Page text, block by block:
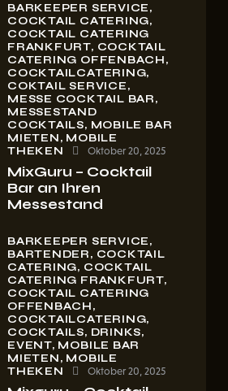
BARKEEPER SERVICE,
COCKTAIL CATERING,
COCKTAIL CATERING
FRANKFURT, COCKTAIL
CATERING OFFENBACH,
COCKTAILCATERING,
COKTAIL SERVICE,
MESSE COCKTAIL BAR,
MESSESTAND
COCKTAILS, MOBILE BAR
MIETEN, MOBILE
THEKEN
Oktober 20, 2025
MixGuru – Cocktail
Bar an Ihren
Messestand
BARKEEPER SERVICE,
BARTENDER, COCKTAIL
CATERING, COCKTAIL
CATERING FRANKFURT,
COCKTAIL CATERING
OFFENBACH,
COCKTAILCATERING,
COCKTAILS, DRINKS,
EVENT, MOBILE BAR
MIETEN, MOBILE
THEKEN
Oktober 20, 2025